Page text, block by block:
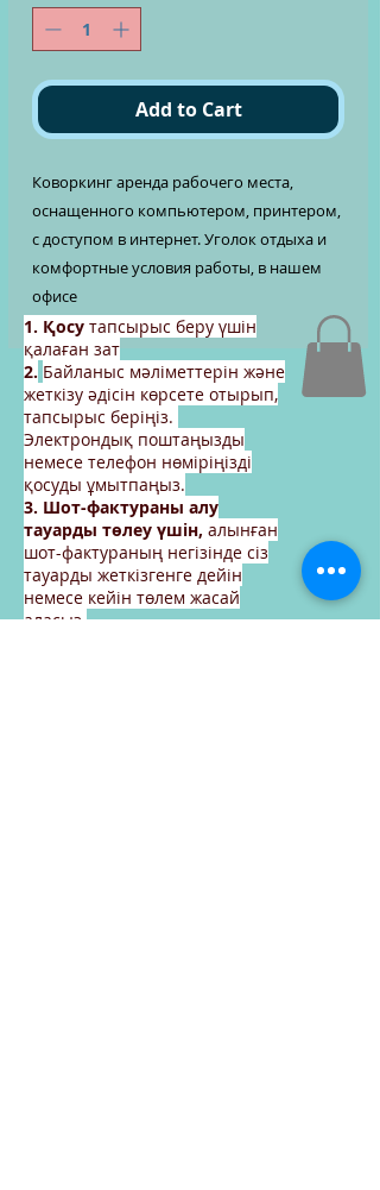
Add to Cart
Коворкинг аренда рабочего места,
оснащенного компьютером, принтером,
с доступом в интернет. Уголок отдыха и
комфортные условия работы, в нашем
офисе
1. Қосу тапсырыс беру үшін
қалаған зат
2. Байланыс мәліметтерін және
жеткізу әдісін көрсете отырып,
тапсырыс беріңіз.
Электрондық поштаңызды
немесе телефон нөміріңізді
қосуды ұмытпаңыз.
3. Шот-фактураны алу
тауарды төлеу үшін, алынған
шот-фактураның негізінде сіз
тауарды жеткізгенге дейін
немесе кейін төлем жасай
аласыз.